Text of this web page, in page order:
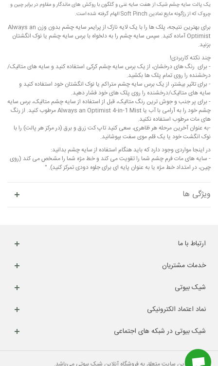
یک پالت سایه چشم شیک از هفت سایه غنی و گلگون با روکش های ماندگار و مقاوم در برابر چین و
چروک که از رژگونه مایع نمادین Soft Pinch الهام گرفته شده است.
برای بهترین نتیجه، پلک ها را با یک لایه نازک از پرایمر سایه چشم بدون وزن Always an
Optimist آماده کنید. سپس سایه چشم را به دلخواه با برس سایه چشم یا نوک انگشتان
بزنید.
چند نکته کاربردی!
- برای رنگ های درخشان، از یک برس سایه چشم کرکی استفاده کنید و سایه های متالیک/
درخشنده را روی تمام پلک ها بکشید.
- برای تاثیر بیشتر، از یک برس سایه چشم متراکم یا نوک انگشتان خود استفاده کنید و
سایه های متالیک/درخشنده را روی پلک های خود فشار دهید.
- برای پر جنب و جوش ترین رنگ متالیک، قبل از استفاده از سایه چشم متالیک، برس سایه
چشم خود را به آرامی با آب یا Always an Optimist 4-in-1 Mist مرطوب کنید. از رنگ
های مات مرطوب استفاده نکنید.
-به عنوان آخرین مرحله هر ظاهری، سعی کنید تاپ کت زرق و برق (در مرکز هر پالت) را با
نوک انگشت خود یا یک قلم موی سفت بپوشانید.
در اینجا مواردی وجود دارد که باید هنگام استفاده از سایه چشم بدانید:
- سایه های مات فرم چشم شما را تقویت می کند و خط مژه شما را مشخص می کند (روی
چین، در امتداد خط مژه یا به عنوان پایه ای برای جلوه دودی تمرکز کنید). "
ویژگی ها
ارتباط با ما
خدمات مشتریان
شیک بیوتی
نماد اعتماد الکترونیکی
شیک بیوتی در شبکه های اجتماعی